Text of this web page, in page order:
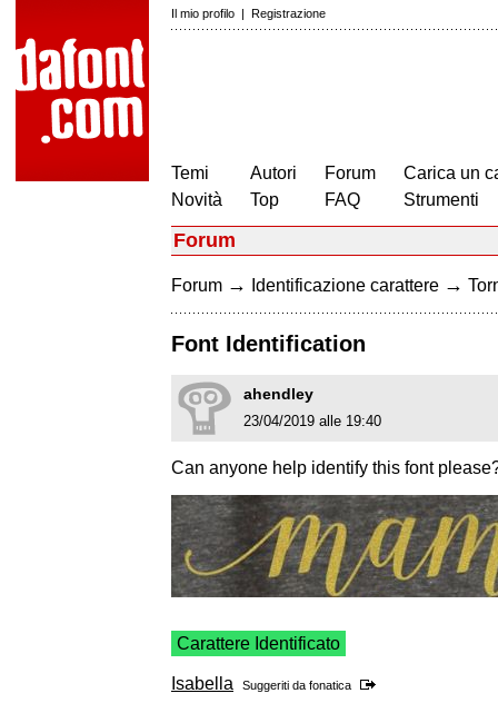
Il mio profilo | Registrazione
Temi
Novità
Autori
Top
Forum
FAQ
Carica un
Strumenti
Forum
Forum → Identificazione carattere →
Font Identification
ahendley
23/04/2019 alle 19:40
Can anyone help identify this font
Carattere Identificato
Isabella Suggeriti da fonatica